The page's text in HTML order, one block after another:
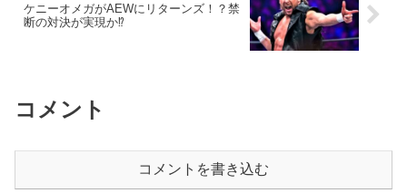
ケニーオメガがAEWにリターンズ！？禁
断の対決が実現か⁉︎
コメント
コメントを書き込む